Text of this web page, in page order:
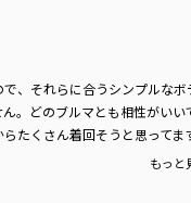
、それらに合うシンプルな
。どのブルマとも相性がい
たくさん着回そうと思ってま
もっ